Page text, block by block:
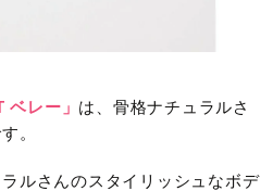
ベレー」 は、骨格ナチュラルさ
。
ルさんのスタイリッシュなボデ